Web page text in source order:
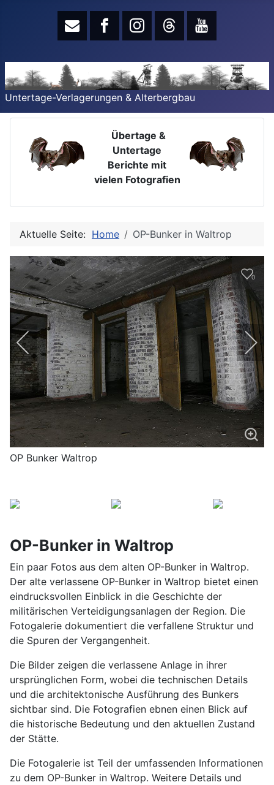
Untertage-Verlagerungen & Alterbergbau
Übertage &
Untertage
Berichte mit
vielen Fotografien
Aktuelle Seite: Home OP-Bunker in Waltrop
0
OP Bunker Waltrop
OP-Bunker in Waltrop
Ein paar Fotos aus dem alten OP-Bunker in Waltrop.
Der alte verlassene OP-Bunker in Waltrop bietet einen
eindrucksvollen Einblick in die Geschichte der
militärischen Verteidigungsanlagen der Region. Die
Fotogalerie dokumentiert die verfallene Struktur und
die Spuren der Vergangenheit.
Die Bilder zeigen die verlassene Anlage in ihrer
ursprünglichen Form, wobei die technischen Details
und die architektonische Ausführung des Bunkers
sichtbar sind. Die Fotografien ebnen einen Blick auf
die historische Bedeutung und den aktuellen Zustand
der Stätte.
Die Fotogalerie ist Teil der umfassenden Informationen
zu dem OP-Bunker in Waltrop. Weitere Details und